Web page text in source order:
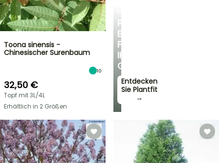
PERSÖNLICHE
BERATUNG
FÜR
IHREN
GARTEN
Entdecken
Sie Plantfit
→
Toona sinensis -
Chinesischer Surenbaum
10
32,50 €
Topf mit 3L/4L
Erhältlich in 2 Größen